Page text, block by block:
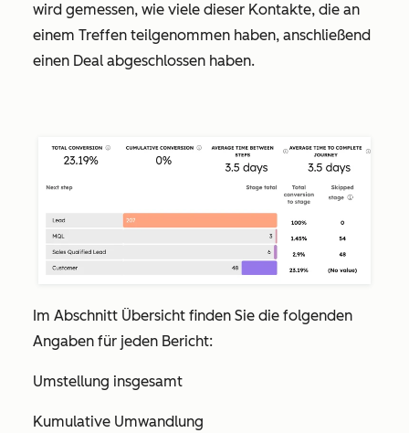
wird gemessen, wie viele dieser Kontakte, die an
einem Treffen teilgenommen haben, anschließend
einen Deal abgeschlossen haben.
Im Abschnitt Übersicht finden Sie die folgenden
Angaben für jeden Bericht:
Umstellung insgesamt
Kumulative Umwandlung